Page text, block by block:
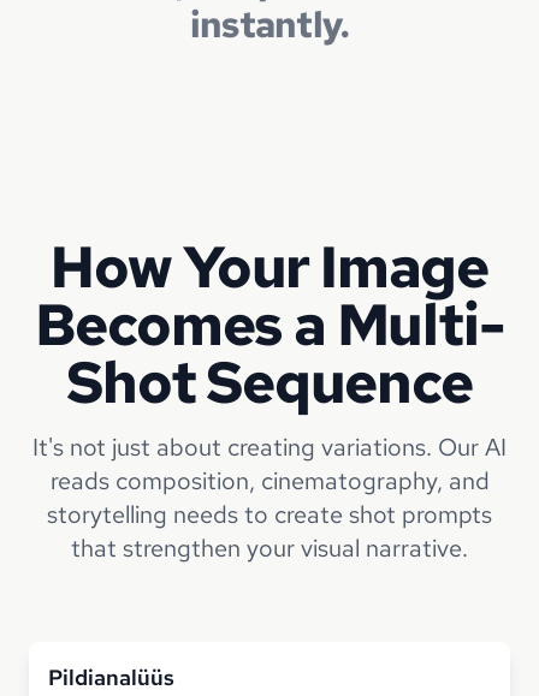
instantly.
How Your Image
Becomes a Multi-
Shot Sequence
It's not just about creating variations. Our AI
reads composition, cinematography, and
storytelling needs to create shot prompts
that strengthen your visual narrative.
Pildianalüüs